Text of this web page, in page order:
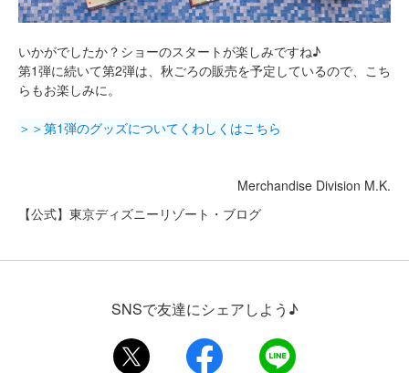
いかがでしたか？ショーのスタートが楽しみですね♪
第1弾に続いて第2弾は、秋ごろの販売を予定しているので、こち
らもお楽しみに。
＞＞第1弾のグッズについてくわしくはこちら
Merchandise Division M.K.
【公式】東京ディズニーリゾート・ブログ
SNSで友達にシェアしよう♪